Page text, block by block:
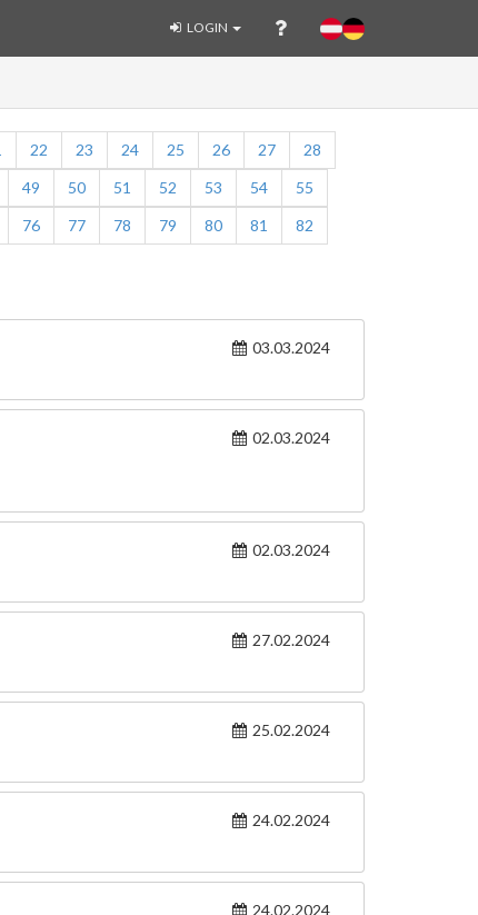
LOGIN
22 23 24 25 26 27
28
49 50 51 52 53 54
55
76 77 78 79 80 81
82
03.03.2024
02.03.2024
02.03.2024
27.02.2024
25.02.2024
24.02.2024
24.02.2024